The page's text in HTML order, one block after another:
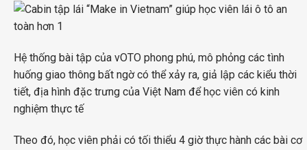
Hệ thống bài tập của vOTO phong phú, mô phỏng các tình
huống giao thông bất ngờ có thể xảy ra, giả lập các kiểu thời
tiết, địa hình đặc trưng của Việt Nam để học viên có kinh
nghiệm thực tế
Theo đó, học viên phải có tối thiểu 4 giờ thực hành các bài cơ